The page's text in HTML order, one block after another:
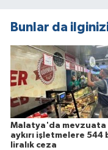
Bunlar da
Malatya'da mevzuata
aykırı işletmelere 544
liralık ceza